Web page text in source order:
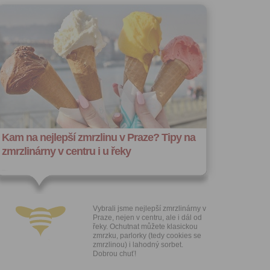
Kam na nejlepší zmrzlinu v Praze? Tipy na
zmrzlinárny v centru i u řeky
Vybrali jsme nejlepší zmrzlinárny v
Praze, nejen v centru, ale i dál od
řeky. Ochutnat můžete klasickou
zmrzku, parlorky (tedy cookies se
zmrzlinou) i lahodný sorbet.
Dobrou chuť!
souhlas
sdělení
tento
že jste